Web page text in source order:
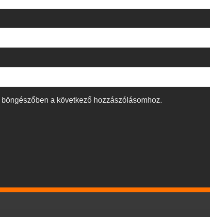
a következő hozzászólásomhoz.